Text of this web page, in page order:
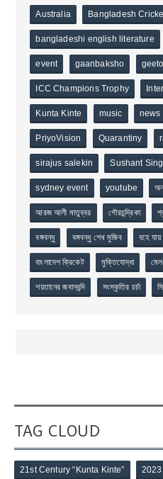
Australia Bangladesh
bangladeshi english literature
event gaanbaksho
ICC Champions Trophy
Kunta Kinte music news
PriyoVision Quarantiny
sirajus salekin Sushant
sydney event youtube
আরজ আলী মাতুব্বর গৌরচন্দ্রিকা
বঙ্গবন্ধু বঙ্গবন্ধু শেখ মুজিব বহে যায়
বাংলাদেশ ক্রিকেট মুক্তিযোদ্ধা
শয়তানের জবানবন্দি সংস্কৃতির চর্চা
TAG CLOUD
21st Century “Kunta Kinte”